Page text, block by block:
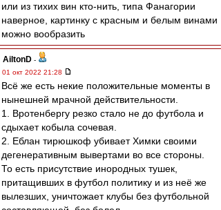
или из тихих вин кто-нить, типа Фанагории
наверное, картинку с красным и белым винами
можно вообразить
AiltonD -
01 окт 2022 21:28
Всё же есть некие положительные моменты в
нынешней мрачной действительности.
1. Вротенбергу резко стало не до футбола и
сдыхает кобыла сочевая.
2. Еблан тирюшкоф убивает Химки своими
дегенеративным вывертами во все стороны.
То есть присутствие инородных тушек,
притащивших в футбол политику и из неё же
вылезших, уничтожает клубы без футбольной